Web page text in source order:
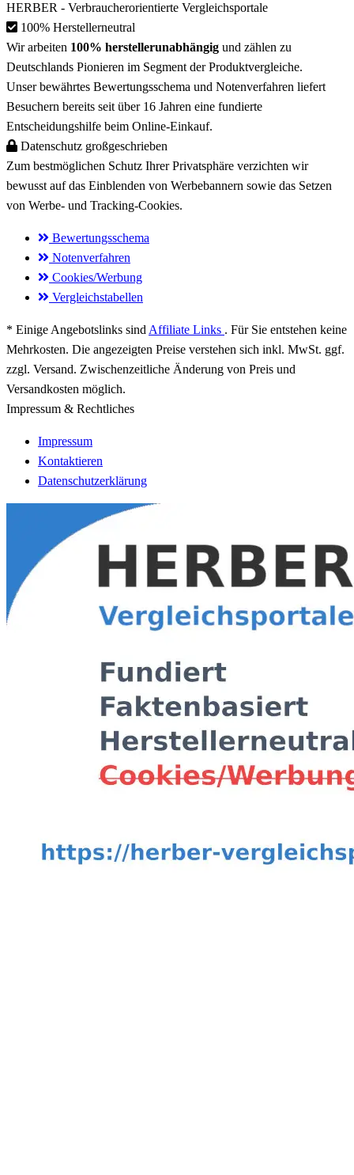
HERBER - Verbraucherorientierte Vergleichsportale
100% Herstellerneutral
Wir arbeiten 100% herstellerunabhängig und zählen zu
Deutschlands Pionieren im Segment der Produktvergleiche.
Unser bewährtes Bewertungsschema und Notenverfahren liefert
Besuchern bereits seit über 16 Jahren eine fundierte
Entscheidungshilfe beim Online-Einkauf.
Datenschutz großgeschrieben
Zum bestmöglichen Schutz Ihrer Privatsphäre verzichten wir
bewusst auf das Einblenden von Werbebannern sowie das Setzen
von Werbe- und Tracking-Cookies.
Bewertungsschema
Notenverfahren
Cookies/Werbung
Vergleichstabellen
* Einige Angebotslinks sind Affiliate Links . Für Sie entstehen keine
Mehrkosten. Die angezeigten Preise verstehen sich inkl. MwSt. ggf.
zzgl. Versand. Zwischenzeitliche Änderung von Preis und
Versandkosten möglich.
Impressum & Rechtliches
Impressum
Kontaktieren
Datenschutzerklärung